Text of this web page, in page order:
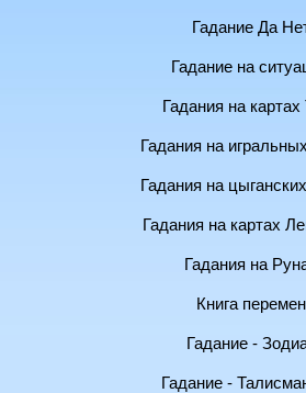
Гадание Да
Гадание на
Гадания на картах
Гадания на
Гадания на
Гадания на картах
Гадания на
Книга перемен
Гадание -
Гадание -